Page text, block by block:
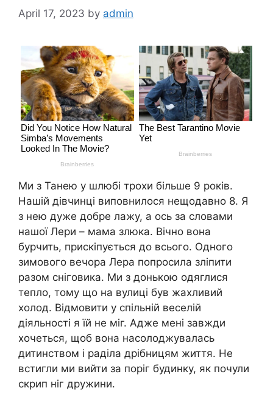
April 17, 2023 by admin
Ми з Танею у шлюбі трохи більше 9 років.
Нашій дівчинці виповнилося нещодавно 8. Я
з нею дуже добре лажу, а ось за словами
нашої Лери – мама злюка. Вічно вона
бурчить, прискіпується до всього. Одного
зимового вечора Лера попросила зліпити
разом сніговика. Ми з донькою одяглися
тепло, тому що на вулиці був жахливий
холод. Відмовити у спільній веселій
діяльності я їй не міг. Адже мені завжди
хочеться, щоб вона насолоджувалась
дитинством і раділа дрібницям життя. Не
встигли ми вийти за поріг будинку, як почули
скрип ніг дружини.